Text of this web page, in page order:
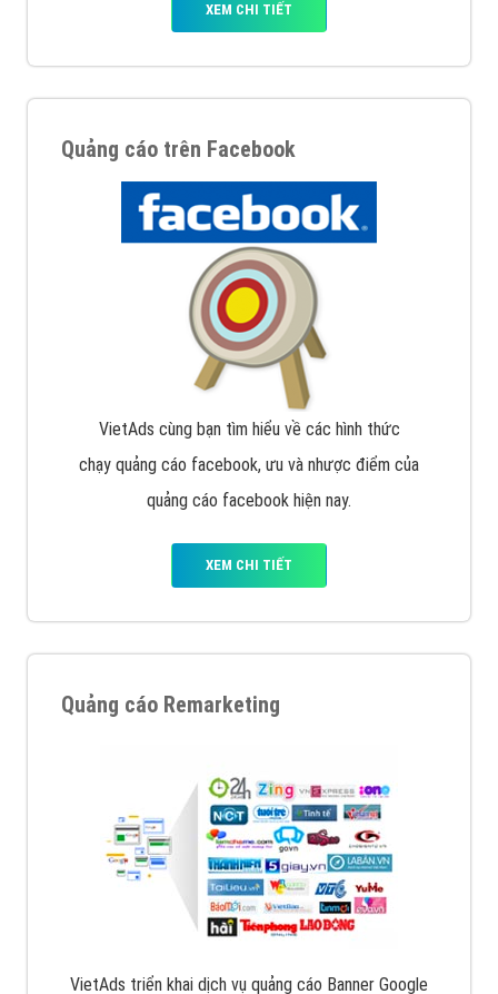
XEM CHI TIẾT
Quảng cáo trên Facebook
VietAds cùng bạn tìm hiểu về các hình thức
chạy quảng cáo facebook, ưu và nhược điểm của
quảng cáo facebook hiện nay.
XEM CHI TIẾT
Quảng cáo Remarketing
VietAds triển khai dịch vụ quảng cáo Banner Google